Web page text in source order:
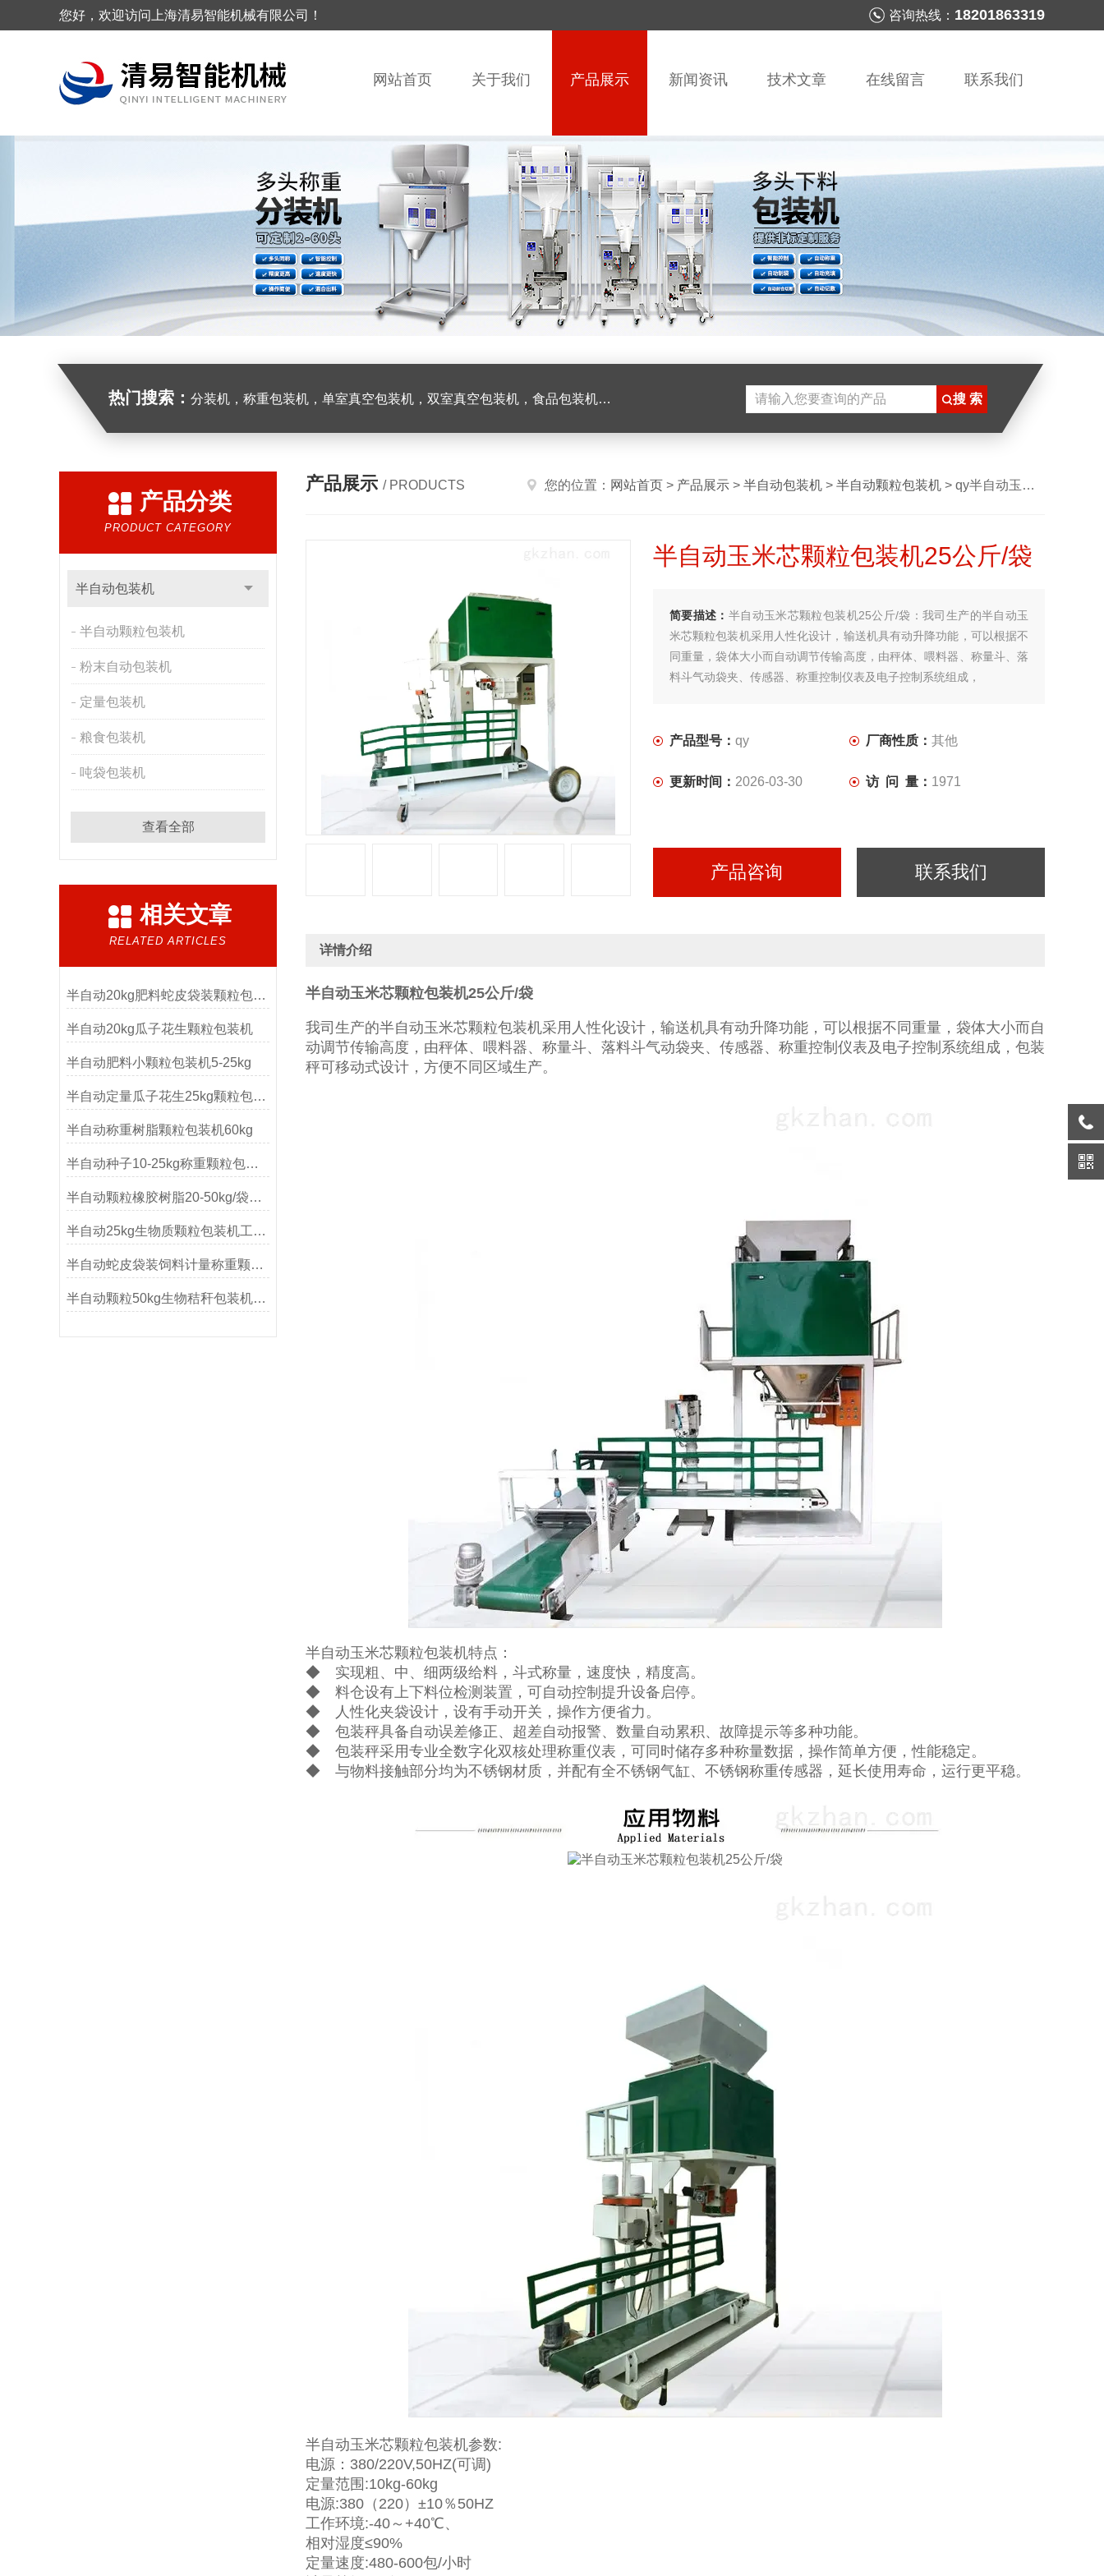
您好，欢迎访问上海清易智能机械有限公司！ 咨询热线： 18201863319
网站首页 关于我们 产品展示 新闻资讯 技术文章 在线留言 联系我们
热门搜索： 分装机，称重包装机，单室真空包装机，双室真空包装机，食品包装机，半自动灌装机
产品分类
PRODUCT CATEGORY
半自动包装机
半自动颗粒包装机
粉末自动包装机
定量包装机
粮食包装机
吨袋包装机
查看全部
相关文章
RELATED ARTICLES
半自动20kg肥料蛇皮袋装颗粒包装机
半自动20kg瓜子花生颗粒包装机
半自动肥料小颗粒包装机5-25kg
半自动定量瓜子花生25kg颗粒包装机厂家
半自动称重树脂颗粒包装机60kg
半自动种子10-25kg称重颗粒包装机
半自动颗粒橡胶树脂20-50kg/袋包装机
半自动25kg生物质颗粒包装机工作原理
半自动蛇皮袋装饲料计量称重颗粒包装机
半自动颗粒50kg生物秸秆包装机产品简介
产品展示 / PRODUCTS 您的位置： 网站首页 > 产品展示 > 半自动包装机 > 半自动颗粒包装机 > qy半自动玉米芯颗粒包装机25公斤/袋
半自动玉米芯颗粒包装机25公斤/袋
简要描述： 半自动玉米芯颗粒包装机25公斤/袋：我司生产的半自动玉
米芯颗粒包装机​采用人性化设计，输送机具有动升降功能，可以根据不
同重量，袋体大小而自动调节传输高度，由秤体、喂料器、称量斗、落
料斗气动袋夹、传感器、称重控制仪表及电子控制系统组成，
产品型号： qy 厂商性质： 其他
更新时间： 2026-03-30 访 问 量： 1971
产品咨询 联系我们
详情介绍
半自动玉米芯颗粒包装机25公斤/袋
我司生产的半自动玉米芯颗粒包装机采用人性化设计，输送机具有动升降功能，可以根据不同重量，袋体大小而自
动调节传输高度，由秤体、喂料器、称量斗、落料斗气动袋夹、传感器、称重控制仪表及电子控制系统组成，包装
秤可移动式设计，方便不同区域生产。
半自动玉米芯颗粒包装机特点：
◆ 实现粗、中、细两级给料，斗式称量，速度快，精度高。
◆ 料仓设有上下料位检测装置，可自动控制提升设备启停。
◆ 人性化夹袋设计，设有手动开关，操作方便省力。
◆ 包装秤具备自动误差修正、超差自动报警、数量自动累积、故障提示等多种功能。
◆ 包装秤采用专业全数字化双核处理称重仪表，可同时储存多种称量数据，操作简单方便，性能稳定。
◆ 与物料接触部分均为不锈钢材质，并配有全不锈钢气缸、不锈钢称重传感器，延长使用寿命，运行更平稳。
半自动玉米芯颗粒包装机参数:
电源：380/220V,50HZ(可调)
定量范围:10kg-60kg
电源:380（220）±10％50HZ
工作环境:-40～+40℃、
相对湿度≤90%
定量速度:480-600包/小时